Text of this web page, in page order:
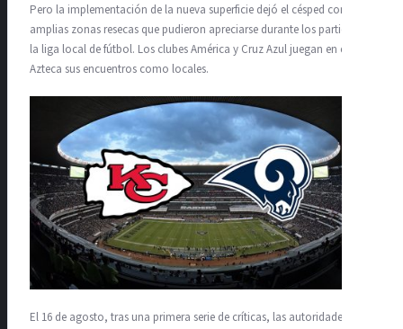
Pero la implementación de la nueva superficie dejó el césped con
amplias zonas resecas que pudieron apreciarse durante los partidos de
la liga local de fútbol. Los clubes América y Cruz Azul juegan en el
Azteca sus encuentros como locales.
El 16 de agosto, tras una primera serie de críticas, las autoridades del